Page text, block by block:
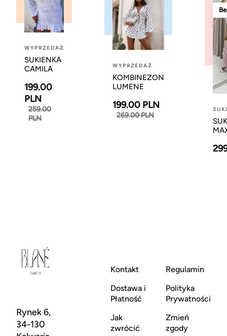
WYPRZEDAŻ
SUKIENKA
CAMILA
199.00
PLN
259.00
PLN
WYPRZEDAŻ
KOMBINEZON
LUMENE
199.00 PLN
269.00 PLN
Rynek 6,
34-130
Kontakt
Dostawa i
Płatność
Jak
zwrócić
Regulamin
Polityka
Prywatności
Zmień
zgody